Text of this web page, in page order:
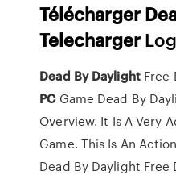
Télécharger
Telecharger
Dead By DaylightFree
PCGame Dead By
Overview. It Is A Very
Game. This Is An
Dead By Daylight Free